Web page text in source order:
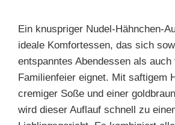
Ein knuspriger Nudel-Hähnchen-
ideale Komfortessen, das sich
entspanntes Abendessen als auch
Familienfeier eignet. Mit saftigem
cremiger Soße und einer
wird dieser Auflauf schnell zu